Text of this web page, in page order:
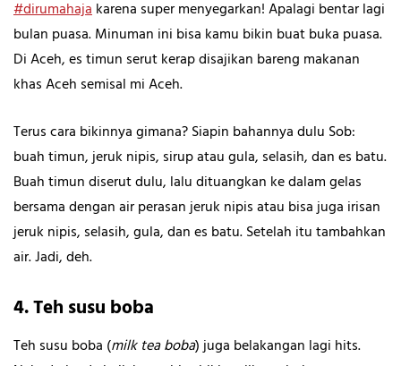
#dirumahajakarena super menyegarkan! Apalagi bentar lagi
bulan puasa. Minuman ini bisa kamu bikin buat buka puasa.
Di Aceh, es timun serut kerap disajikan bareng makanan
khas Aceh semisal mi Aceh.
Terus cara bikinnya gimana? Siapin bahannya dulu Sob:
buah timun, jeruk nipis, sirup atau gula, selasih, dan es batu.
Buah timun diserut dulu, lalu dituangkan ke dalam gelas
bersama dengan air perasan jeruk nipis atau bisa juga irisan
jeruk nipis, selasih, gula, dan es batu. Setelah itu tambahkan
air. Jadi, deh.
4. Teh susu boba
Teh susu boba (milk tea boba) juga belakangan lagi hits.